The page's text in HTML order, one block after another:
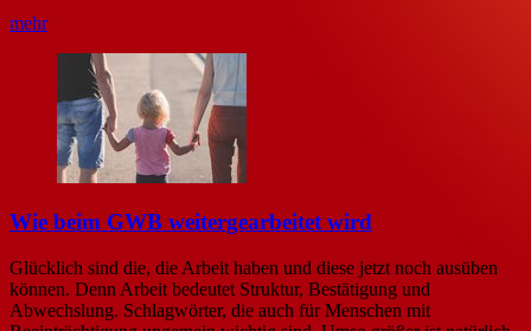
mehr
Wie beim GWB weitergearbeitet wird
Glücklich sind die, die Arbeit haben und diese jetzt noch ausüben
können. Denn Arbeit bedeutet Struktur, Bestätigung und
Abwechslung. Schlagwörter, die auch für Menschen mit